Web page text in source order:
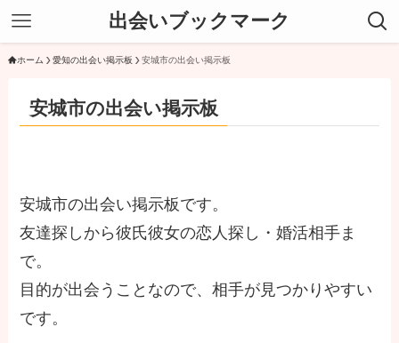
出会いブックマーク
ホーム 愛知の出会い掲示板 安城市の出会い掲示板
安城市の出会い掲示板
安城市の出会い掲示板です。
友達探しから彼氏彼女の恋人探し・婚活相手ま
で。
目的が出会うことなので、相手が見つかりやすい
です。